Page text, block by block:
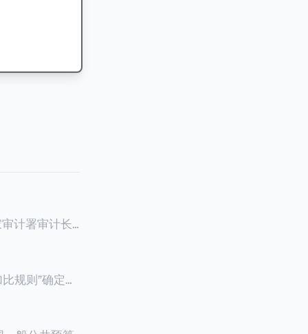
计署审计长
告》引爆网
至100元来凑
借此新闻探讨
规则”确定税
性。此案例
内地居住超